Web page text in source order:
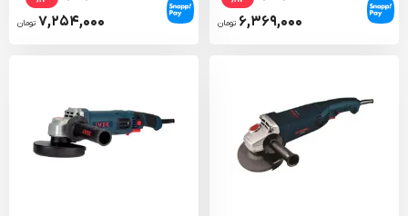
۶,۳۶۹,۰۰۰ تومان ۷,۲۵۴,۰۰۰ تومان